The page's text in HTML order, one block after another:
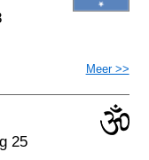
Meer >>
25